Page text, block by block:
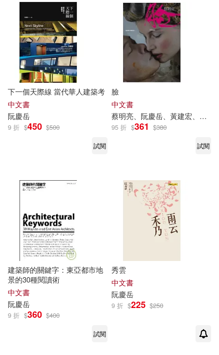
下一個天際線 當代華人建築考
中文書
阮慶岳
9 折 $450 $500
試閱
臉
中文書
蔡明亮、 阮慶岳 、黃建宏、聞天祥
95 折 $361 $380
試閱
建築師的關鍵字：東亞都市地
景的30種閱讀術
中文書
阮慶岳
9 折 $360 $400
試閱
秀雲
中文書
阮慶岳
9 折 $225 $250